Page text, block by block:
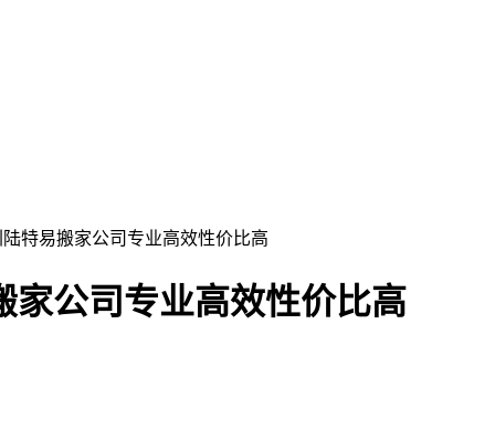
特易搬家公司专业高效性价比高
家公司专业高效性价比高